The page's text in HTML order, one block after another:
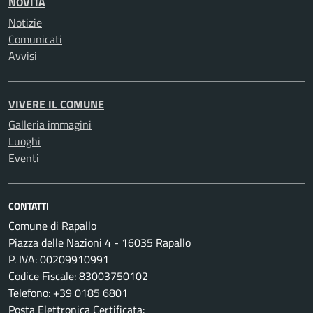
Notizie
Comunicati
Avvisi
VIVERE IL COMUNE
Galleria immagini
Luoghi
Eventi
CONTATTI
Comune di Rapallo
Piazza delle Nazioni 4 - 16035 Rapallo
P. IVA: 00209910991
Codice Fiscale: 83003750102
Telefono: +39 0185 6801
Posta Elettronica Certificata: